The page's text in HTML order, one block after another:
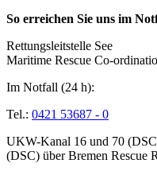
So erreichen Sie uns im
Rettungsleitstelle See
Maritime Rescue Co-
Im Notfall (24 h):
Tel.: 0421 53687 - 0
UKW-Kanal 16 und 70
(DSC) über Bremen Rescue